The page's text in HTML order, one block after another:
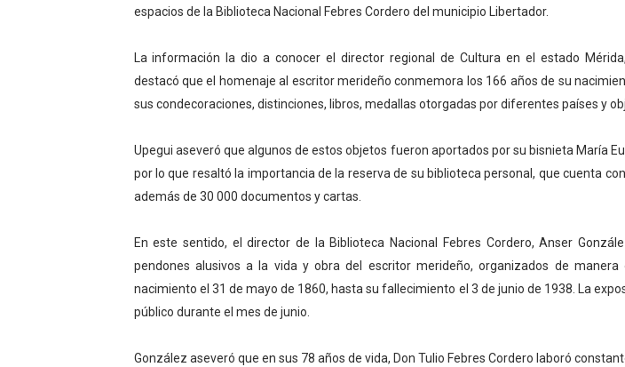
Campo Elías consolida plan de bacheo en el sector La
Fundecem inició con éxito el taller vacacional de origami
El Lactario del Iahula celebra la Semana Mundial de la
Plan Vacacional "Venezuela Ríe 2026" brinda recreación y
Inicia el plan vacacional Venezuela Renace en el sector El
espacios de la Biblioteca Nacional Febres Cordero del municipio Libertador.
La información la dio a conocer el director regional de Cultura en el estado
destacó que el homenaje al escritor merideño conmemora los 166 años de su
sus condecoraciones, distinciones, libros, medallas otorgadas por diferentes países y
Upegui aseveró que algunos de estos objetos fueron aportados por su bisnieta María
por lo que resaltó la importancia de la reserva de su biblioteca personal, que cuenta
además de 30 000 documentos y cartas.
En este sentido, el director de la Biblioteca Nacional Febres Cordero, Anser
pendones alusivos a la vida y obra del escritor merideño, organizados de manera
nacimiento el 31 de mayo de 1860, hasta su fallecimiento el 3 de junio de 1938. La
público durante el mes de junio.
González aseveró que en sus 78 años de vida, Don Tulio Febres Cordero laboró